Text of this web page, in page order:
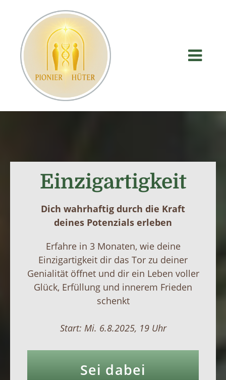
Einzigartigkeit
Dich wahrhaftig durch die Kraft
deines Potenzials erleben
Erfahre in 3 Monaten, wie deine
Einzigartigkeit dir das Tor zu deiner
Genialität öffnet und dir ein Leben voller
Glück, Erfüllung und innerem Frieden
schenkt
Start: Mi. 6.8.2025, 19 Uhr
Sei dabei